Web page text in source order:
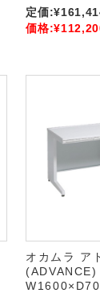
定価:
価格:
オカムラ ア
(ADVANCE)